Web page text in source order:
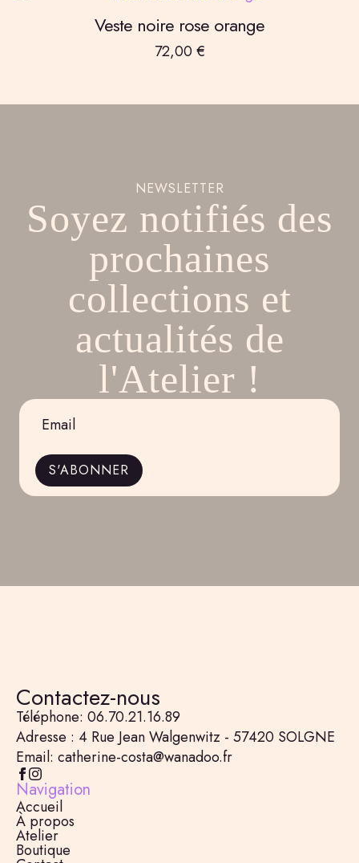
Veste noire rose orange
72,00 €
NEWSLETTER
Soyez notifiés des
prochaines
collections et
actualités de
l'Atelier !
*
S'ABONNER
Contactez-nous
Téléphone: 06.70.21.16.89
Adresse : 4 Rue Jean Walgenwitz - 57420 SOLGNE
Email: catherine-costa@wanadoo.fr
Navigation
Accueil
À propos
Atelier
Boutique